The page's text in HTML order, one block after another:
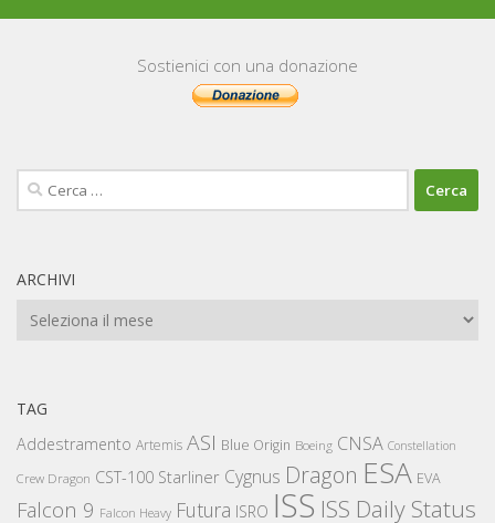
Sostienici con una donazione
Ricerca
per:
ARCHIVI
Archivi
TAG
Addestramento Artemis ASI Blue Origin Boeing CNSA Constellation
Crew Dragon CST-100 Starliner Cygnus Dragon ESA EVA
Falcon 9 Falcon Heavy Futura ISRO ISS ISS Daily Status